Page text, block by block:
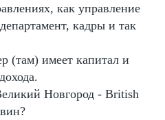
как управление
кадры и так
(там) имеет капитал и
Новгород - British